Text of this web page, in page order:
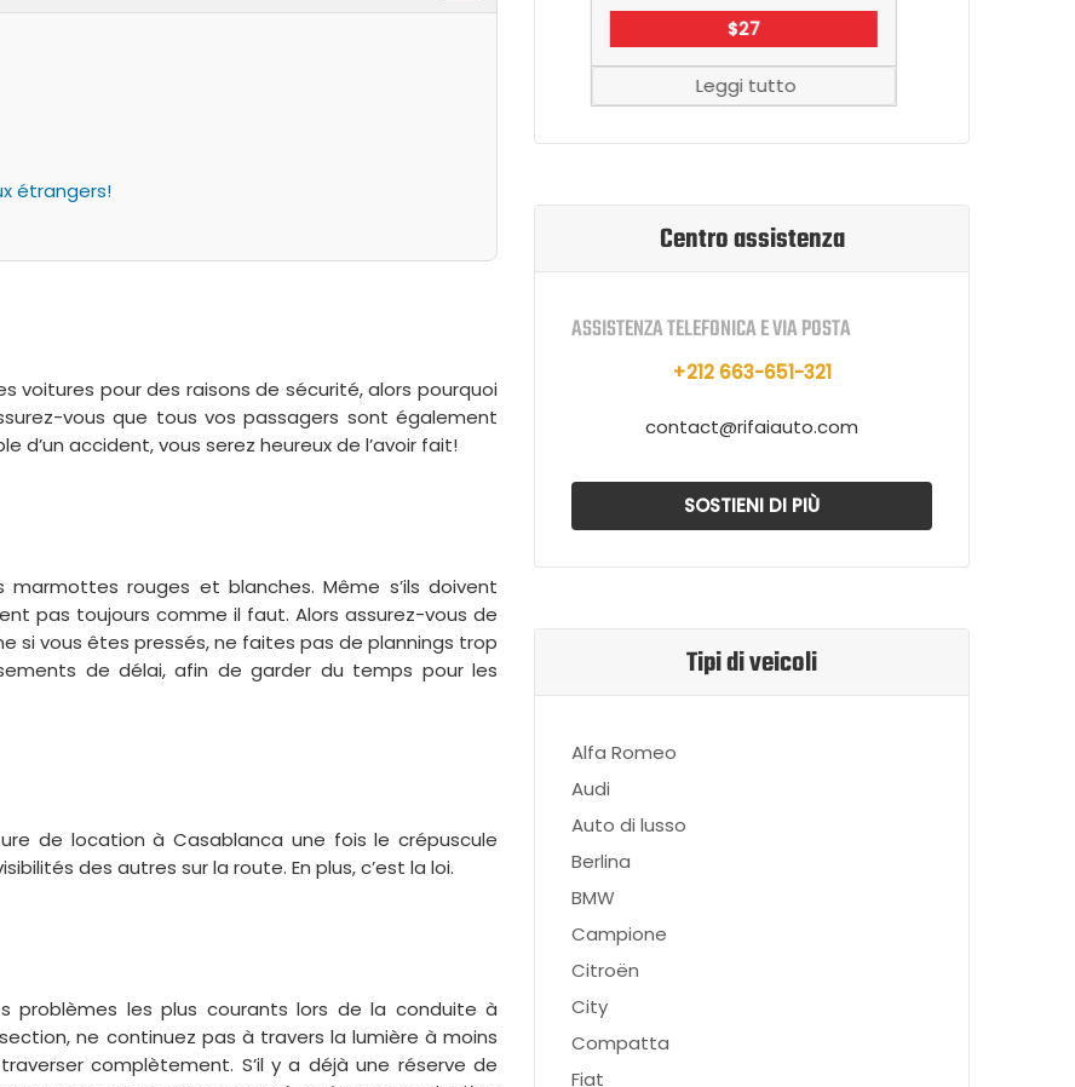
étrangers!
voitures pour des raisons de sécurité, alors pourquoi
vous que tous vos passagers sont également
accident, vous serez heureux de l’avoir fait!
rouges et blanches. Même s’ils doivent
pas toujours comme il faut. Alors assurez-vous de
si vous êtes pressés, ne faites pas de plannings trop
de délai, afin de garder du temps pour les
de location à Casablanca une fois le crépuscule
des autres sur la route. En plus, c’est la loi.
problèmes les plus courants lors de la conduite à
ne continuez pas à travers la lumière à moins
complètement. S’il y a déjà une réserve de
$27
Leggi tutto
Centro assistenza
ASSISTENZA TELEFONICA E VIA POSTA
+212 663-651-321
contact@rifaiauto.com
SOSTIENI DI PIÙ
Tipi di veicoli
Alfa Romeo
Audi
Auto di lusso
Berlina
BMW
Campione
Citroën
City
Compatta
Fiat